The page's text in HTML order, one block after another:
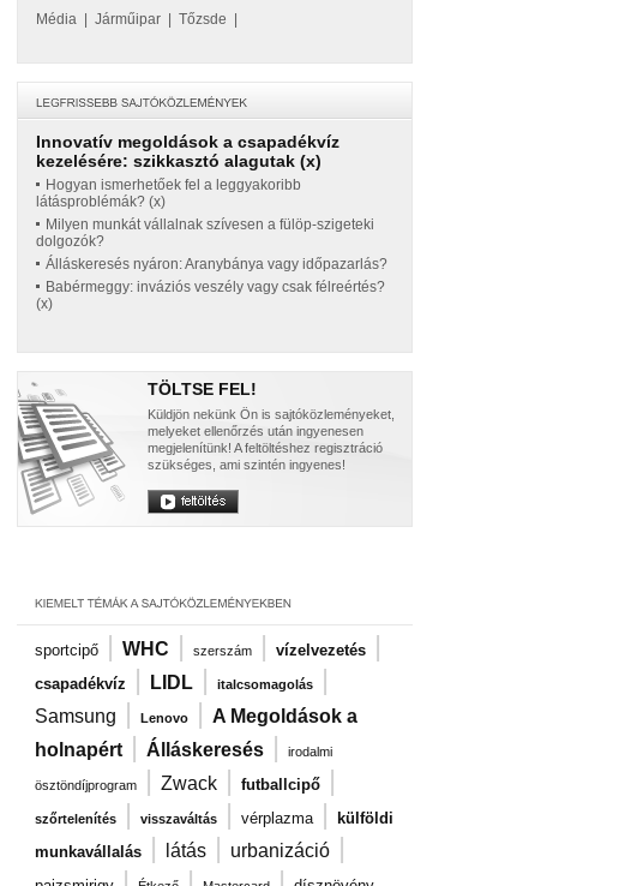
Média
Járműipar Tőzsde
Innovatív megoldások a csapadékvíz
kezelésére: szikkasztó alagutak (x)
Hogyan ismerhetőek fel a leggyakoribb
látásproblémák? (x)
Milyen munkát vállalnak szívesen a fülöp-szigeteki
dolgozók?
Álláskeresés nyáron: Aranybánya vagy időpazarlás?
Babérmeggy: inváziós veszély vagy csak félreértés?
(x)
TÖLTSE FEL!
Küldjön nekünk Ön is sajtóközleményeket,
melyeket ellenőrzés után ingyenesen
megjelenítünk! A feltöltéshez regisztráció
szükséges, ami szintén ingyenes!
sportcipő | WHC | szerszám | vízelvezetés |
csapadékvíz | LIDL | italcsomagolás |
Samsung | Lenovo | A Megoldások a
holnapért | Álláskeresés | irodalmi
ösztöndíjprogram | Zwack | futballcipő |
szőrtelenítés | visszaváltás | vérplazma |
külföldi
munkavállalás | látás | urbanizáció |